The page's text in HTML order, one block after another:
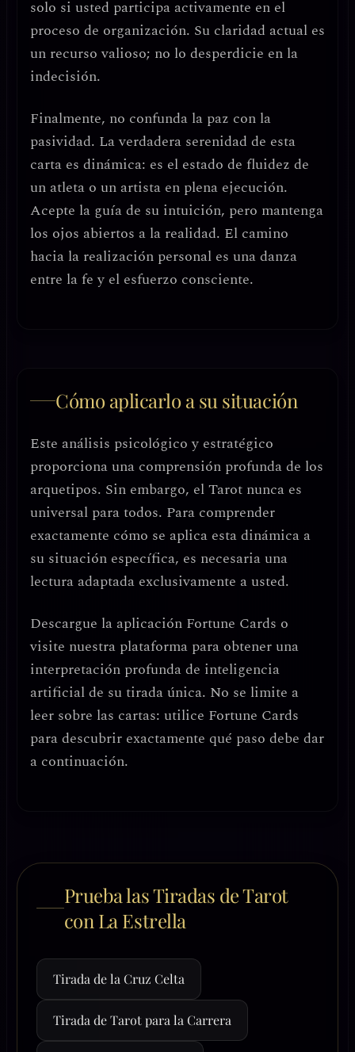
solo si usted participa activamente en el
proceso de organización. Su claridad actual es
un recurso valioso; no lo desperdicie en la
indecisión.
Finalmente, no confunda la paz con la
pasividad. La verdadera serenidad de esta
carta es dinámica: es el estado de fluidez de
un atleta o un artista en plena ejecución.
Acepte la guía de su intuición, pero mantenga
los ojos abiertos a la realidad. El camino
hacia la realización personal es una danza
entre la fe y el esfuerzo consciente.
Cómo aplicarlo a su situación
Este análisis psicológico y estratégico
proporciona una comprensión profunda de los
arquetipos. Sin embargo, el Tarot nunca es
universal para todos. Para comprender
exactamente cómo se aplica esta dinámica a
su situación específica, es necesaria una
lectura adaptada exclusivamente a usted.
Descargue la aplicación Fortune Cards o
visite nuestra plataforma para obtener una
interpretación profunda de inteligencia
artificial de su tirada única. No se limite a
leer sobre las cartas: utilice Fortune Cards
para descubrir exactamente qué paso debe dar
a continuación.
Prueba las Tiradas de Tarot
con La Estrella
Tirada de la Cruz Celta
Tirada de Tarot para la Carrera